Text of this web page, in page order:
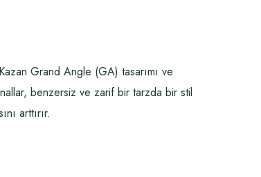
Grand Angle (GA) tasarımı ve
benzersiz ve zarif bir tarzda bir stil
arttırır.